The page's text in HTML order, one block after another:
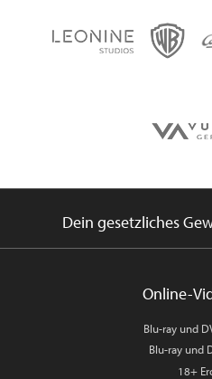
Dein gesetzliches
Online-
Blu-ray und
Blu-ray und
18+